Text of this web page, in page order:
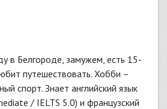
в Белгороде, замужем, есть 15-
путешествовать. Хобби –
спорт. Знает английский язык
/ IELTS 5.0) и французский